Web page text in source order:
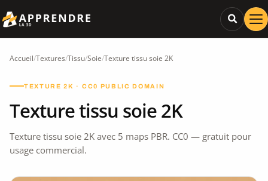
Accueil/Textures/Tissu/Soie/Texture tissu soie 2K
TEXTURE 2K · CC0 PUBLIC DOMAIN
Texture tissu soie 2K
Texture tissu soie 2K avec 5 maps PBR. CC0 — gratuit pour
usage commercial.